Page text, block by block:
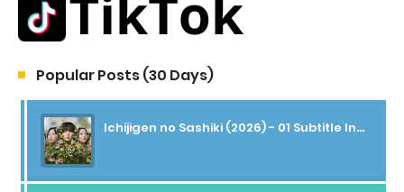
Popular Posts (30 Days)
Ichijigen no Sashiki (2026) - 01 Subtitle Indonesia